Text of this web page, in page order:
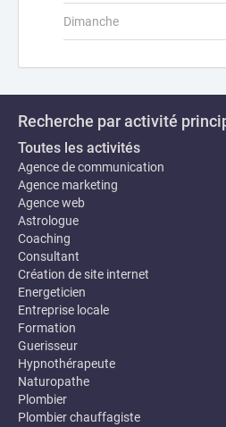
Dimanche
Recherche par activité
Toutes les activités
Agence de communication
Agence marketing
Agence web
Astrologue
Coaching
Consultant
Création de site internet
Energeticien
Entreprise locale
Formation
Guerisseur
Hypnothérapeute
Naturopathe
Plombier
Plombier chauffagiste